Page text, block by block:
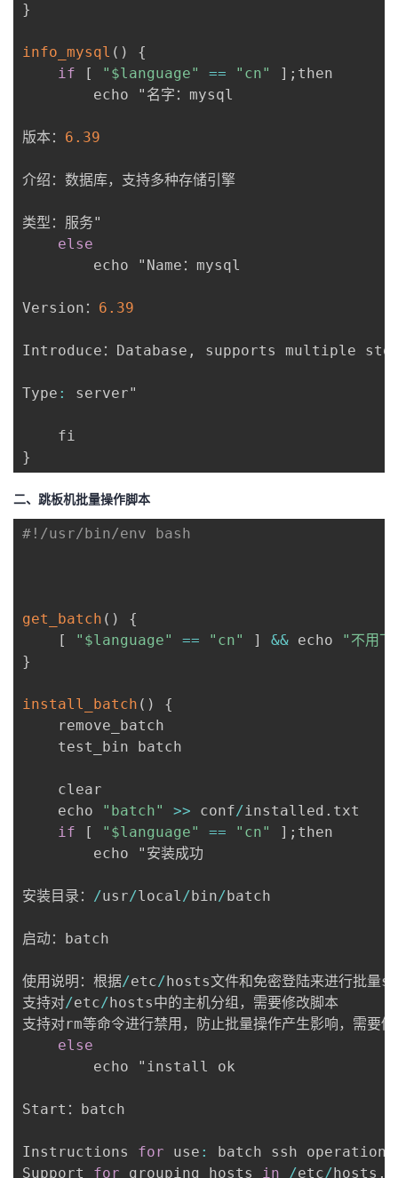
}
info_mysql ( )
{
if
[ "$language" == "cn" ] ; then
版本： 6.39
介绍：数据库，支持多种存储引擎
类型：服务"
else
Version： 6.39
Introduce：Database , supports multiple
Type : server"
}
二、跳板机批量操作脚本
#!/usr/bin/env bash
get_batch ( )
{
[
"$language" == "cn" ] && echo
"不用
}
install_batch ( )
{
    test_bin batch
    clear
	echo
"batch" >> conf/installed . txt
if
[ "$language" == "cn" ] ; then
安装目录： /usr/local/bin/batch
启动：batch
使用说明：根据/etc/hosts文件和免密登陆来进行批量
支持对/etc/hosts中的主机分组，需要修改脚本
支持对rm等命令进行禁用，防止批量操作产生影响，需要
else
Start：batch
Instructions for use :
batch ssh
Support for grouping hosts in /etc/hosts ,